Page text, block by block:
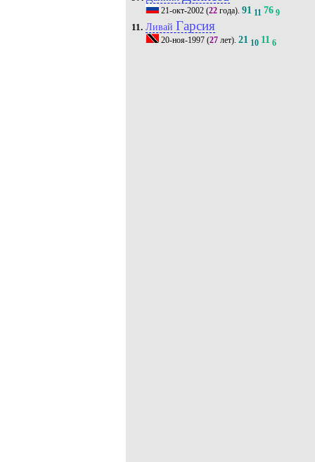
21-окт-2002(22года). 91 11 76 9
11. Ливай Гарсия
20-ноя-1997(27лет). 21 10 11 6